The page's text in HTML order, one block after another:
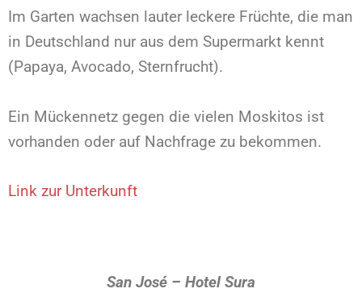
Im Garten wachsen lauter leckere Früchte, die man
in Deutschland nur aus dem Supermarkt kennt
(Papaya, Avocado, Sternfrucht).
Ein Mückennetz gegen die vielen Moskitos ist
vorhanden oder auf Nachfrage zu bekommen.
Link zur Unterkunft
San José – Hotel Sura